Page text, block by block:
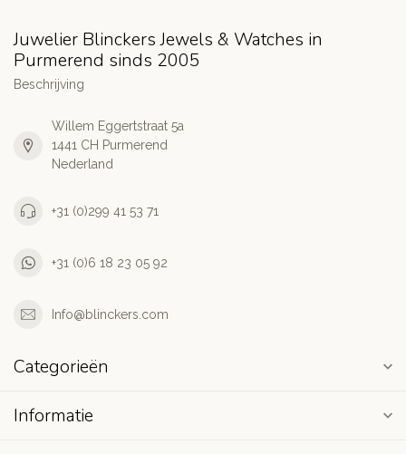
Juwelier Blinckers Jewels & Watches in
Purmerend sinds 2005
Beschrijving
Willem Eggertstraat 5a
1441 CH Purmerend
Nederland
+31 (0)299 41 53 71
+31 (0)6 18 23 05 92
Info@blinckers.com
Categorieën
Informatie